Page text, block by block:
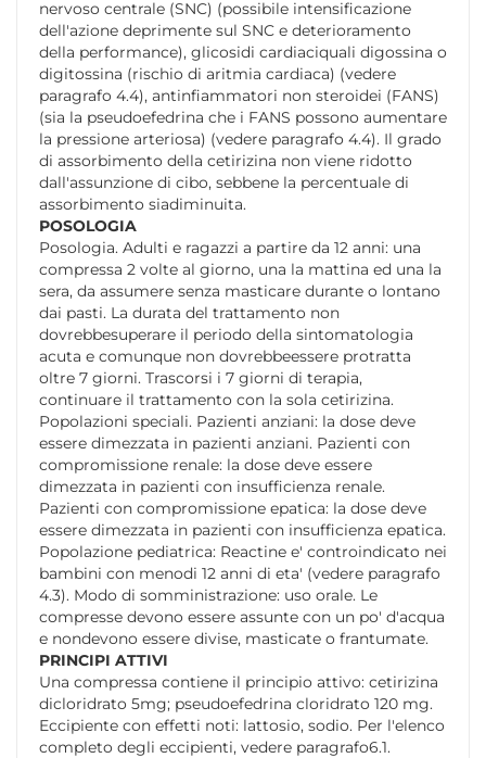
nervoso centrale (SNC) (possibile intensificazione
dell'azione deprimente sul SNC e deterioramento
della performance), glicosidi cardiaciquali digossina o
digitossina (rischio di aritmia cardiaca) (vedere
paragrafo 4.4), antinfiammatori non steroidei (FANS)
(sia la pseudoefedrina che i FANS possono aumentare
la pressione arteriosa) (vedere paragrafo 4.4). Il grado
di assorbimento della cetirizina non viene ridotto
dall'assunzione di cibo, sebbene la percentuale di
assorbimento siadiminuita.
POSOLOGIA
Posologia. Adulti e ragazzi a partire da 12 anni: una
compressa 2 volte al giorno, una la mattina ed una la
sera, da assumere senza masticare durante o lontano
dai pasti. La durata del trattamento non
dovrebbesuperare il periodo della sintomatologia
acuta e comunque non dovrebbeessere protratta
oltre 7 giorni. Trascorsi i 7 giorni di terapia,
continuare il trattamento con la sola cetirizina.
Popolazioni speciali. Pazienti anziani: la dose deve
essere dimezzata in pazienti anziani. Pazienti con
compromissione renale: la dose deve essere
dimezzata in pazienti con insufficienza renale.
Pazienti con compromissione epatica: la dose deve
essere dimezzata in pazienti con insufficienza epatica.
Popolazione pediatrica: Reactine e' controindicato nei
bambini con menodi 12 anni di eta' (vedere paragrafo
4.3). Modo di somministrazione: uso orale. Le
compresse devono essere assunte con un po' d'acqua
e nondevono essere divise, masticate o frantumate.
PRINCIPI ATTIVI
Una compressa contiene il principio attivo: cetirizina
dicloridrato 5mg; pseudoefedrina cloridrato 120 mg.
Eccipiente con effetti noti: lattosio, sodio. Per l'elenco
completo degli eccipienti, vedere paragrafo6.1.